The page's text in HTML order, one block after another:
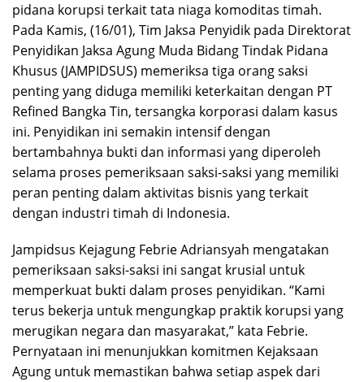
pidana korupsi terkait tata niaga komoditas timah.
Pada Kamis, (16/01), Tim Jaksa Penyidik pada Direktorat
Penyidikan Jaksa Agung Muda Bidang Tindak Pidana
Khusus (JAMPIDSUS) memeriksa tiga orang saksi
penting yang diduga memiliki keterkaitan dengan PT
Refined Bangka Tin, tersangka korporasi dalam kasus
ini. Penyidikan ini semakin intensif dengan
bertambahnya bukti dan informasi yang diperoleh
selama proses pemeriksaan saksi-saksi yang memiliki
peran penting dalam aktivitas bisnis yang terkait
dengan industri timah di Indonesia.
Jampidsus Kejagung Febrie Adriansyah mengatakan
pemeriksaan saksi-saksi ini sangat krusial untuk
memperkuat bukti dalam proses penyidikan. “Kami
terus bekerja untuk mengungkap praktik korupsi yang
merugikan negara dan masyarakat,” kata Febrie.
Pernyataan ini menunjukkan komitmen Kejaksaan
Agung untuk memastikan bahwa setiap aspek dari